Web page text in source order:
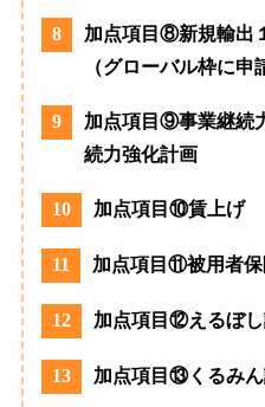
8
加点項目⑧新規輸出
（グローバル枠に申
9
加点項目⑨事業継続
続力強化計画
10 加点項目⑩賃上げ
11 加点項目⑪被用者
12 加点項目⑫えるぼ
13 加点項目⑬くるみ